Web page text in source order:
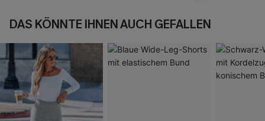
DAS KÖNNTE IHNEN AUCH GEFALLEN